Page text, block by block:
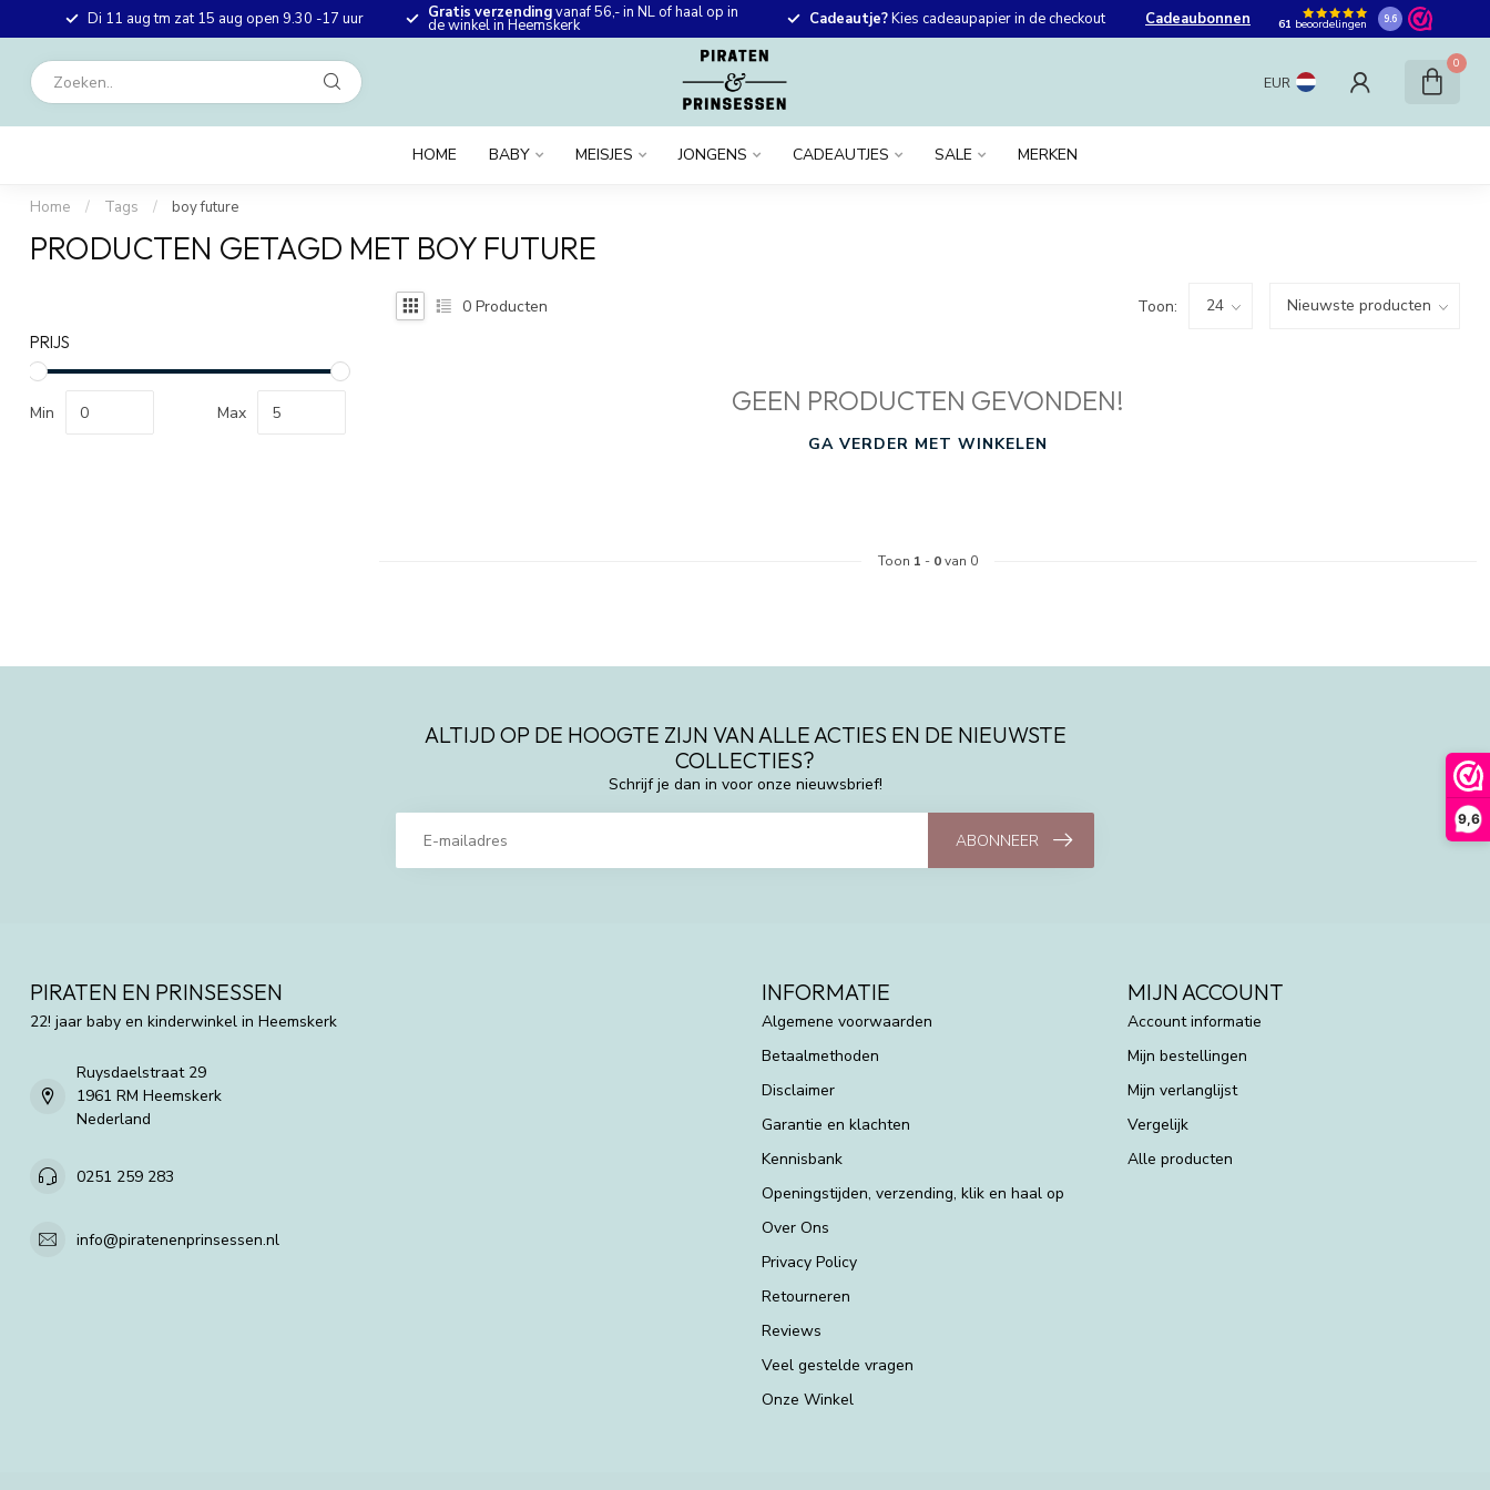
9,6
Di 11 aug tm zat 15 aug open 9.30 -17 uur Gratis verzendingvanaf 56,- in NL of haal op in
de winkel in Heemskerk Cadeautje?Kies cadeaupapier in de checkout Cadeaubonnen 61 beoordelingen 9.6
EUR
0
HOME BABY MEISJES JONGENS CADEAUTJES SALE MERKEN
Home / Tags / boy future
PRODUCTEN GETAGD MET BOY FUTURE
PRIJS
Min Max
0 Producten Toon:
GEEN PRODUCTEN GEVONDEN!
GA VERDER MET WINKELEN
Toon 1 - 0van 0
ALTIJD OP DE HOOGTE ZIJN VAN ALLE ACTIES EN DE NIEUWSTE
COLLECTIES?
Schrijf je dan in voor onze nieuwsbrief!
ABONNEER
PIRATEN EN PRINSESSEN
22! jaar baby en kinderwinkel in Heemskerk
Ruysdaelstraat 29
1961 RM Heemskerk
Nederland
0251 259 283
info@piratenenprinsessen.nl
INFORMATIE
Algemene voorwaarden
Betaalmethoden
Disclaimer
Garantie en klachten
Kennisbank
Openingstijden, verzending, klik en haal op
Over Ons
Privacy Policy
Retourneren
Reviews
Veel gestelde vragen
Onze Winkel
MIJN ACCOUNT
Account informatie
Mijn bestellingen
Mijn verlanglijst
Vergelijk
Alle producten